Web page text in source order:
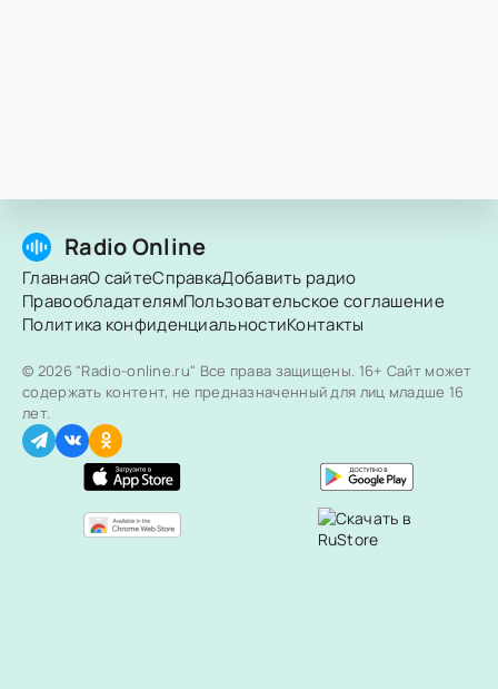
Radio Online
ГлавнаяО сайтеСправкаДобавить радио
ПравообладателямПользовательское соглашение
Политика конфиденциальностиКонтакты
© 2026 "Radio-online.ru" Все права защищены. 16+ Сайт может
содержать контент, не предназначенный для лиц младше 16
лет.